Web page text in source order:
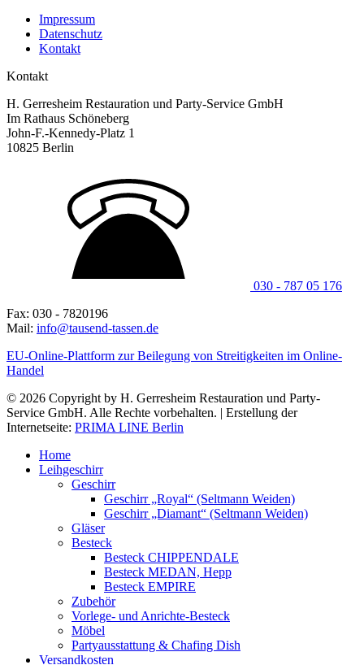
Impressum
Datenschutz
Kontakt
Kontakt
H. Gerresheim Restauration und Party-Service GmbH
Im Rathaus Schöneberg
John-F.-Kennedy-Platz 1
10825 Berlin
030 - 787 05 176
Fax: 030 - 7820196
Mail: info@tausend-tassen.de
EU-Online-Plattform zur Beilegung von Streitigkeiten im Online-
Handel
© 2026 Copyright by H. Gerresheim Restauration und Party-
Service GmbH. Alle Rechte vorbehalten. | Erstellung der
Internetseite: PRIMA LINE Berlin
Home
Leihgeschirr
Geschirr
Geschirr „Royal“ (Seltmann Weiden)
Geschirr „Diamant“ (Seltmann Weiden)
Gläser
Besteck
Besteck CHIPPENDALE
Besteck MEDAN, Hepp
Besteck EMPIRE
Zubehör
Vorlege- und Anrichte-Besteck
Möbel
Partyausstattung & Chafing Dish
Versandkosten